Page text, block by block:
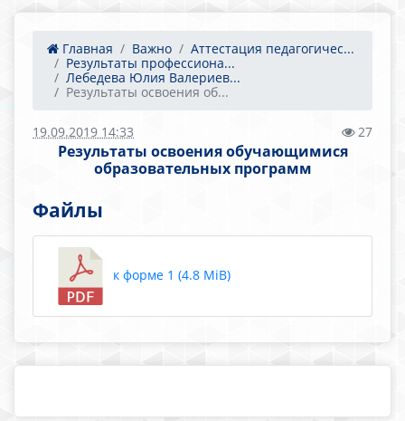
Главная Важно
Аттестация педагогичес...
Результаты профессиона...
Лебедева Юлия Валериев...
Результаты освоения об...
19.09.2019 14:33 27
Результаты освоения обучающимися
образовательных программ
Файлы
к форме 1 (4.8 MiB)